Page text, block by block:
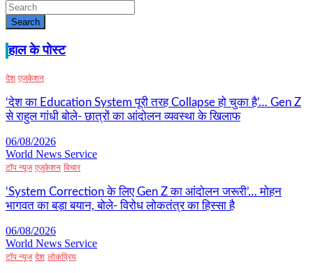
Search
हाल के पोस्ट
देश एजुकेशन
‘देश का Education System पूरी तरह Collapse हो चुका है’… Gen Z
से राहुल गांधी बोले- छात्रों का आंदोलन व्यवस्था के खिलाफ
06/08/2026
World News Service
टॉप न्यूज एजुकेशन विचार
‘System Correction के लिए Gen Z का आंदोलन जरूरी’… मोहन
भागवत का बड़ा बयान, बोले- विरोध लोकतंत्र का हिस्सा है
06/08/2026
World News Service
टॉप न्यूज देश लोकप्रिय